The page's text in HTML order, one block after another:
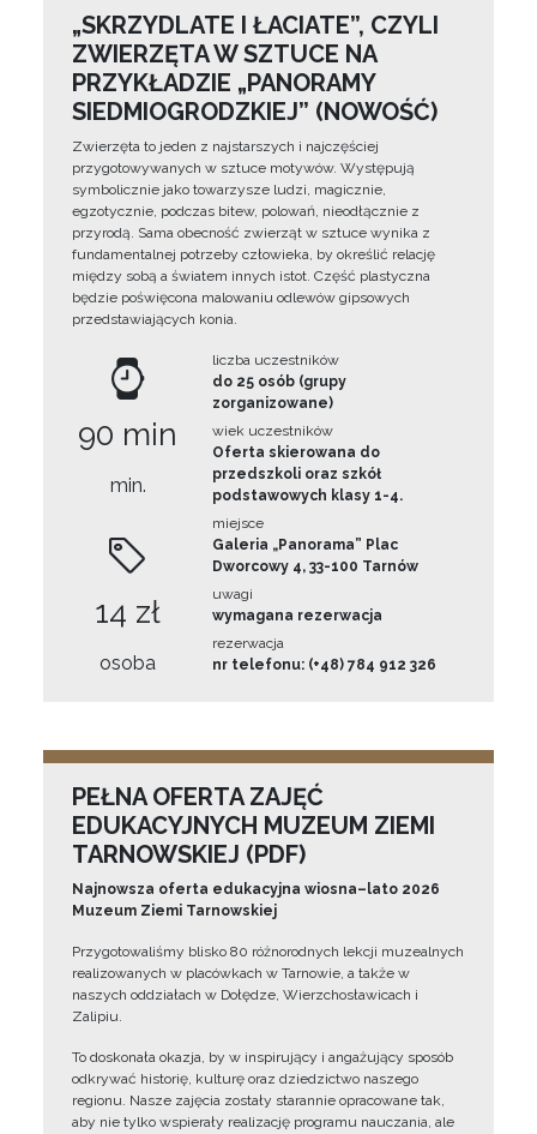
„SKRZYDLATE I ŁACIATE”, CZYLI
ZWIERZĘTA W SZTUCE NA
PRZYKŁADZIE „PANORAMY
SIEDMIOGRODZKIEJ” (NOWOŚĆ)
Zwierzęta to jeden z najstarszych i najczęściej
przygotowywanych w sztuce motywów. Występują
symbolicznie jako towarzysze ludzi, magicznie,
egzotycznie, podczas bitew, polowań, nieodłącznie z
przyrodą. Sama obecność zwierząt w sztuce wynika z
fundamentalnej potrzeby człowieka, by określić relację
między sobą a światem innych istot. Część plastyczna
będzie poświęcona malowaniu odlewów gipsowych
przedstawiających konia.
90 min
min.
14 zł
osoba
liczba uczestników
do 25 osób (grupy
zorganizowane)
wiek uczestników
Oferta skierowana do
przedszkoli oraz szkół
podstawowych klasy 1-4.
miejsce
Galeria „Panorama” Plac
Dworcowy 4, 33-100 Tarnów
uwagi
wymagana rezerwacja
rezerwacja
nr telefonu: (+48) 784 912 326
PEŁNA OFERTA ZAJĘĆ
EDUKACYJNYCH MUZEUM ZIEMI
TARNOWSKIEJ (PDF)
Najnowsza oferta edukacyjna wiosna–lato 2026
Muzeum Ziemi Tarnowskiej
Przygotowaliśmy blisko 80 różnorodnych lekcji muzealnych
realizowanych w placówkach w Tarnowie, a także w
naszych oddziałach w Dołędze, Wierzchosławicach i
Zalipiu.
To doskonała okazja, by w inspirujący i angażujący sposób
odkrywać historię, kulturę oraz dziedzictwo naszego
regionu. Nasze zajęcia zostały starannie opracowane tak,
aby nie tylko wspierały realizację programu nauczania, ale